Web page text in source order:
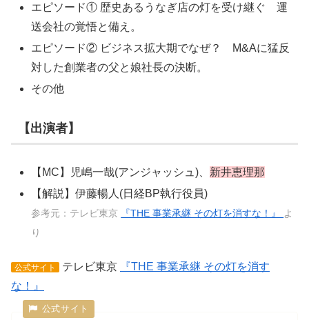
エピソード① 歴史あるうなぎ店の灯を受け継ぐ 運
送会社の覚悟と備え。
エピソード② ビジネス拡大期でなぜ？ M&Aに猛反
対した創業者の父と娘社長の決断。
その他
【出演者】
【MC】児嶋一哉(アンジャッシュ)、 新井恵理那
【解説】伊藤暢人(日経BP執行役員)
参考元：テレビ東京 『THE 事業承継 その灯を消すな！』
よ
り
公式サイト テレビ東京
『THE 事業承継 その灯を消す
な！』